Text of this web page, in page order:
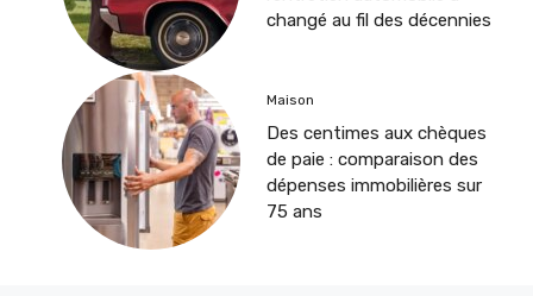
changé au fil des décennies
Maison
Des centimes aux chèques
de paie : comparaison des
dépenses immobilières sur
75 ans